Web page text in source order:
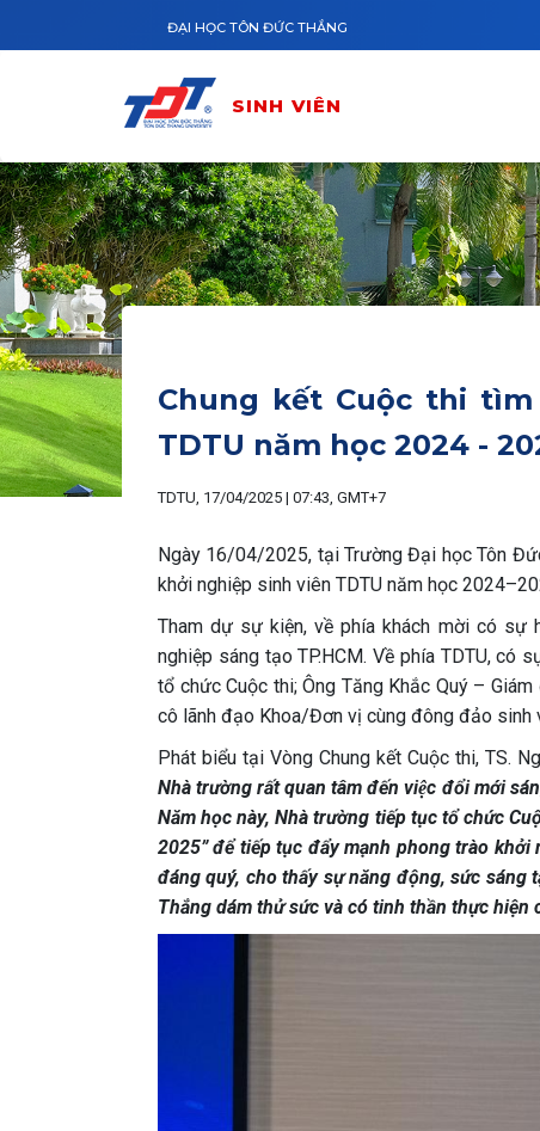
ĐẠI HỌC TÔN ĐỨC THẮNG
SINH VIÊN
Chung kết Cuộc thi
TDTU năm học 2024 -
TDTU, 17/04/2025 | 07:43, GMT+7
Ngày 16/04/2025, tại Trường Đại học Tôn
khởi nghiệp sinh viên TDTU năm học
Tham dự sự kiện, về phía khách mời có sự
nghiệp sáng tạo TP.HCM. Về phía TDTU, có
tổ chức Cuộc thi; Ông Tăng Khắc Quý –
cô lãnh đạo Khoa/Đơn vị cùng đông đảo sinh
Phát biểu tại Vòng Chung kết Cuộc thi, TS.
Nhà trường rất quan tâm đếnviệc đổi mới
Năm học này,Nhà trường tiếp tục tổ chức
2025” để tiếp tục đẩy mạnh phong trào
đáng quý, cho thấy sự năng động, sức sáng
Thắng dám thử sức và có tinh thần thực hiện